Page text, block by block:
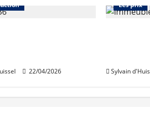
22/04/2026
Les prix
Sylvain